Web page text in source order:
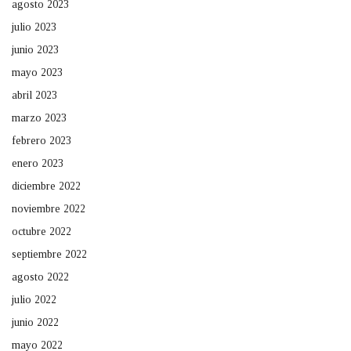
agosto 2023
julio 2023
junio 2023
mayo 2023
abril 2023
marzo 2023
febrero 2023
enero 2023
diciembre 2022
noviembre 2022
octubre 2022
septiembre 2022
agosto 2022
julio 2022
junio 2022
mayo 2022